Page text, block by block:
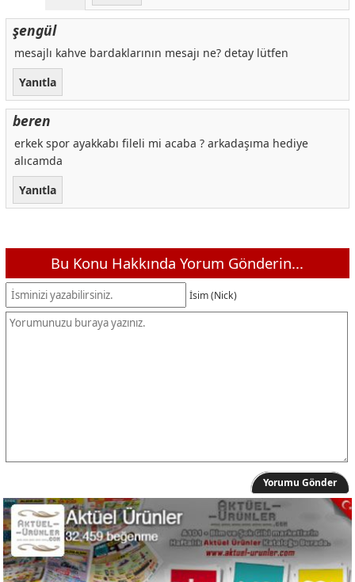
şengül
mesajlı kahve bardaklarının mesajı ne? detay lütfen
Yanıtla
beren
erkek spor ayakkabı fileli mi acaba ? arkadaşıma hediye
alıcamda
Yanıtla
Bu Konu Hakkında Yorum Gönderin...
İsim (Nick)
Yorumu Gönder